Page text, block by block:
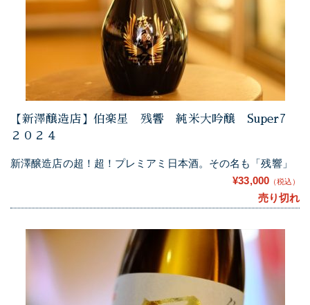
【新澤醸造店】伯楽星 残響 純米大吟醸 Super7
２０２４
新澤醸造店の超！超！プレミアミ日本酒。その名も「残響」
¥33,000 （税込）
売り切れ